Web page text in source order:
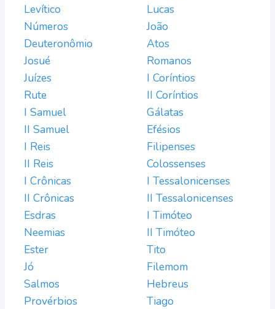
Levítico
Números
Deuteronômio
Josué
Juízes
Rute
I Samuel
II Samuel
I Reis
II Reis
I Crônicas
II Crônicas
Esdras
Neemias
Ester
Jó
Salmos
Provérbios
Lucas
João
Atos
Romanos
I Coríntios
II Coríntios
Gálatas
Efésios
Filipenses
Colossenses
I Tessalonicenses
II Tessalonicenses
I Timóteo
II Timóteo
Tito
Filemom
Hebreus
Tiago